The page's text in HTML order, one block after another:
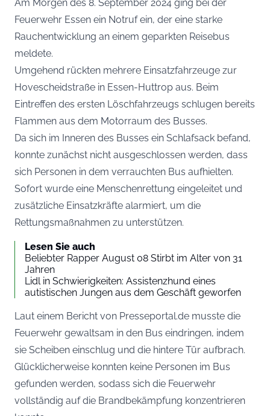
Am Morgen des 8. September 2024 ging bei der
Feuerwehr Essen ein Notruf ein, der eine starke
Rauchentwicklung an einem geparkten Reisebus
meldete.
Umgehend rückten mehrere Einsatzfahrzeuge zur
Hovescheidstraße in Essen-Huttrop aus. Beim
Eintreffen des ersten Löschfahrzeugs schlugen bereits
Flammen aus dem Motorraum des Busses.
Da sich im Inneren des Busses ein Schlafsack befand,
konnte zunächst nicht ausgeschlossen werden, dass
sich Personen in dem verrauchten Bus aufhielten.
Sofort wurde eine Menschenrettung eingeleitet und
zusätzliche Einsatzkräfte alarmiert, um die
Rettungsmaßnahmen zu unterstützen.
Lesen Sie auch
Beliebter Rapper August 08 Stirbt im Alter von 31
Jahren
Lidl in Schwierigkeiten: Assistenzhund eines
autistischen Jungen aus dem Geschäft geworfen
Laut einem Bericht von Presseportal.de musste die
Feuerwehr gewaltsam in den Bus eindringen, indem
sie Scheiben einschlug und die hintere Tür aufbrach.
Glücklicherweise konnten keine Personen im Bus
gefunden werden, sodass sich die Feuerwehr
vollständig auf die Brandbekämpfung konzentrieren